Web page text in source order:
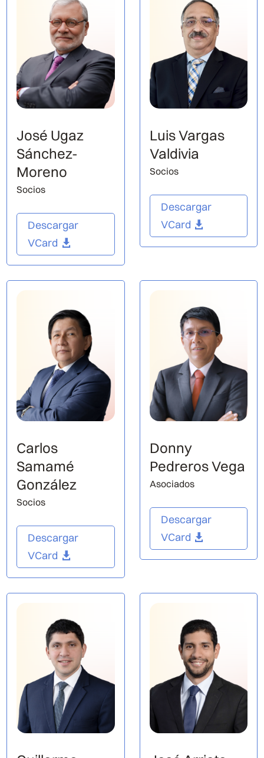
José Ugaz
Sánchez-
Moreno
Socios
Descargar
VCard
Luis Vargas
Valdivia
Socios
Descargar
VCard
Carlos
Samamé
González
Socios
Descargar
VCard
Donny
Pedreros Vega
Asociados
Descargar
VCard